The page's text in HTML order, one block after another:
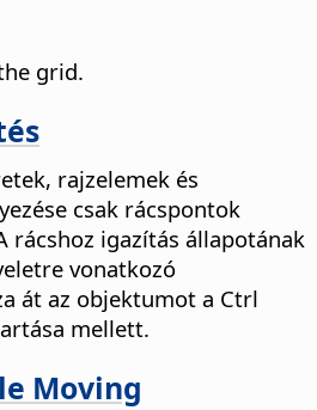
grid.
rajzelemek és
csak rácspontok
rácshoz igazítás állapotának
vonatkozó
át az objektumot a Ctrl
mellett.
Moving